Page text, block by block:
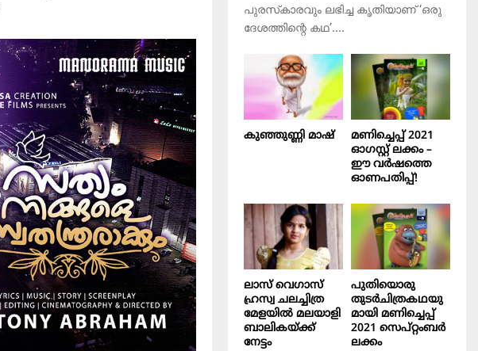
പുരസ്‌കാരവും ലഭിച്ച കൃതിയാണ് ‘ഒരു
ദേശത്തിന്റെ കഥ’....
കുഞ്ഞുണ്ണി മാഷ്‌
മണിച്ചെപ്പ് 2021
ഓഗസ്റ്റ് ലക്കം –
ഈ വർഷത്തെ
ഓണപതിപ്പ്!
ലാസ് വെഗാസ്
ഹ്രസ്വ ചലച്ചിത്ര
മേളയിൽ മലയാളി
ബാലികയ്ക്ക്
നേട്ടം
പുതിയൊരു
തുടർചിത്രകഥയു
മായി മണിച്ചെപ്പ്
2021 സെപ്റ്റംബർ
ലക്കം